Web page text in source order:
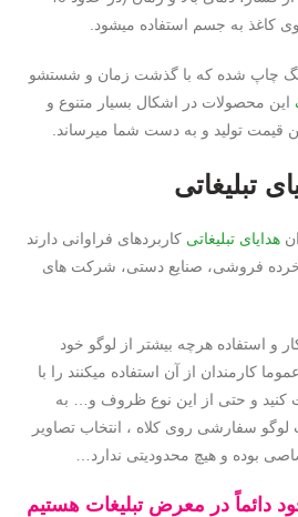
کاغذ به جسم استفاده میشود.
چاپ شده که با گذشت زمان و شستشو
این محصولات در اشکال بسیار متنوع و
قیمت تولید و به دست شما میرساند.
تبلیغاتی
هدایای تبلیغاتی کاربردهای فراوانی دارند
خرده فروشی، صنایع دستی، شرکت های
و استفاده هرچه بیشتر از لوگو خود
کارمندان از آن استفاده میکنند را با
کنید و حتی از این نوع ظروف و… به
سفارشی روی کلاه ، انتخاب تصاویر
بوده و هیچ محدودیتی ندارد…
دائماً در معرض تبلیغات هستیم